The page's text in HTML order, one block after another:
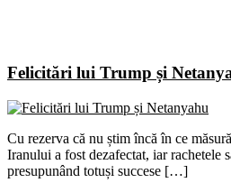
Felicitări lui Trump și
Cu rezerva că nu știm încă în ce
Iranului a fost dezafectat, iar rachetele
presupunând totuși succese […]